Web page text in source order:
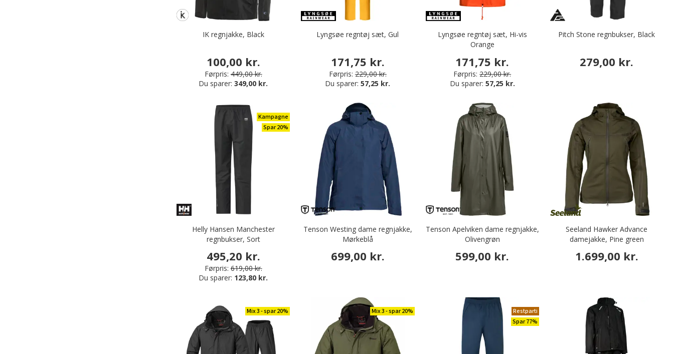
IK regnjakke, Black
100,00 kr.
Førpris: 449,00 kr.
Du sparer:349,00 kr.
Lyngsøe regntøj sæt, Gul
171,75 kr.
Førpris: 229,00 kr.
Du sparer:57,25 kr.
Lyngsøe regntøj sæt, Hi-vis
Orange
171,75 kr.
Førpris: 229,00 kr.
Du sparer: 57,25 kr.
Pitch Stone regnbukser, Black
279,00 kr.
Kampagne
Spar 20%
Helly Hansen Manchester
regnbukser, Sort
495,20 kr.
Førpris: 619,00 kr.
Du sparer: 123,80 kr.
Tenson Westing dame regnjakke,
Mørkeblå
699,00 kr.
Tenson Apelviken dame regnjakke,
Olivengrøn
599,00 kr.
Seeland Hawker Advance
damejakke, Pine green
1.699,00 kr.
Mix 3 - spar 20% Mix 3 - spar 20%
Restparti
Spar 77%